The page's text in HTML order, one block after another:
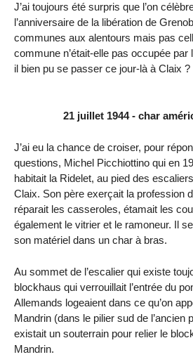
J’ai toujours été surpris que l’on
l’anniversaire de la libération de
communes aux alentours mais pas
commune n’était-elle pas occupée par
il bien pu se passer ce jour-là à Claix ?
21 juillet 1944 - char
J’ai eu la chance de croiser, pour
questions, Michel Picchiottino qui en
habitait la Ridelet, au pied des
Claix. Son père exerçait la profession
réparait les casseroles, étamait les
également le vitrier et le ramoneur. Il
son matériel dans un char à bras.
Au sommet de l’escalier qui existe
blockhaus qui verrouillait l’entrée du
Allemands logeaient dans ce qu’on
Mandrin (dans le pilier sud de l’ancien
existait un souterrain pour relier le
Mandrin.